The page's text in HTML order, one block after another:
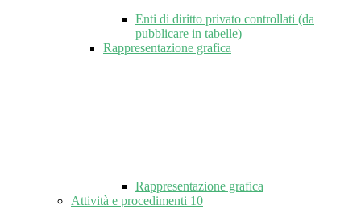
Enti di diritto privato controllati (da
pubblicare in tabelle)
Rappresentazione grafica
Rappresentazione grafica
Attività e procedimenti 10